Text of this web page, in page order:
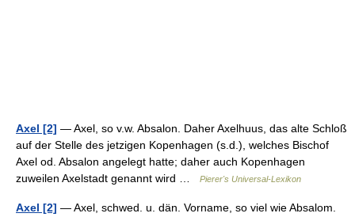
Axel [2] — Axel, so v.w. Absalon. Daher Axelhuus, das alte Schloß
auf der Stelle des jetzigen Kopenhagen (s.d.), welches Bischof
Axel od. Absalon angelegt hatte; daher auch Kopenhagen
zuweilen Axelstadt genannt wird …
Pierer's Universal-Lexikon
Axel [2] — Axel, schwed. u. dän. Vorname, so viel wie Absalom.